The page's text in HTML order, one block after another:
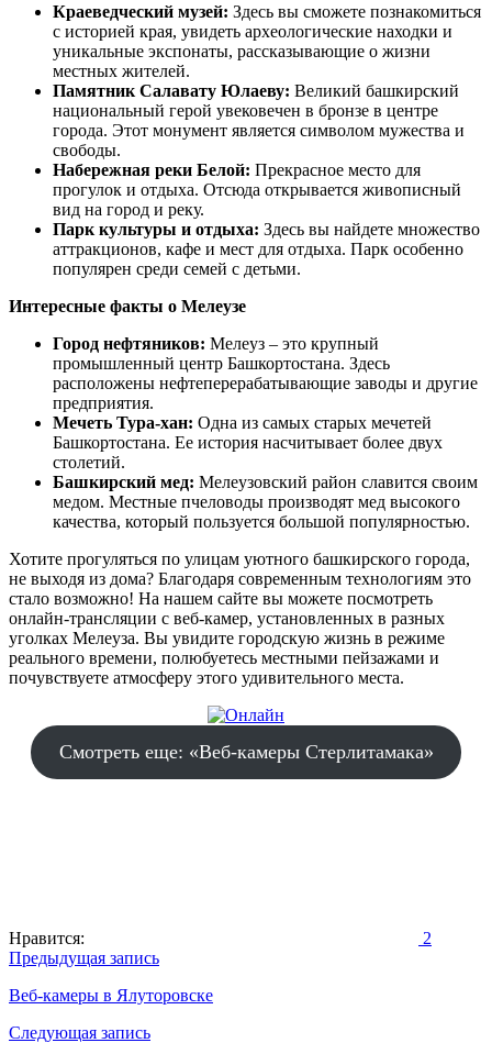
Краеведческий музей: Здесь вы сможете познакомиться
с историей края, увидеть археологические находки и
уникальные экспонаты, рассказывающие о жизни
местных жителей.
Памятник Салавату Юлаеву: Великий башкирский
национальный герой увековечен в бронзе в центре
города. Этот монумент является символом мужества и
свободы.
Набережная реки Белой: Прекрасное место для
прогулок и отдыха. Отсюда открывается живописный
вид на город и реку.
Парк культуры и отдыха: Здесь вы найдете множество
аттракционов, кафе и мест для отдыха. Парк особенно
популярен среди семей с детьми.
Интересные факты о Мелеузе
Город нефтяников: Мелеуз – это крупный
промышленный центр Башкортостана. Здесь
расположены нефтеперерабатывающие заводы и другие
предприятия.
Мечеть Тура-хан: Одна из самых старых мечетей
Башкортостана. Ее история насчитывает более двух
столетий.
Башкирский мед: Мелеузовский район славится своим
медом. Местные пчеловоды производят мед высокого
качества, который пользуется большой популярностью.
Хотите прогуляться по улицам уютного башкирского города,
не выходя из дома? Благодаря современным технологиям это
стало возможно! На нашем сайте вы можете посмотреть
онлайн-трансляции с веб-камер, установленных в разных
уголках Мелеуза. Вы увидите городскую жизнь в режиме
реального времени, полюбуетесь местными пейзажами и
почувствуете атмосферу этого удивительного места.
Смотреть еще: «Веб-камеры Стерлитамака»
Нравится: 2
Навигация
по
записям
Предыдущая запись
Веб-камеры в Ялуторовске
Следующая запись